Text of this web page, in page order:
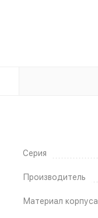
Серия
Производитель
Материал корпуса